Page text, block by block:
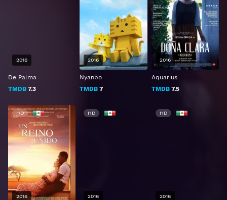
De Palma
TMDB 7.3
2016
Nyanbo
TMDB 7
2016
Aquarius
TMDB7.5
2016
HD
2016
HD
2016
HD
2016